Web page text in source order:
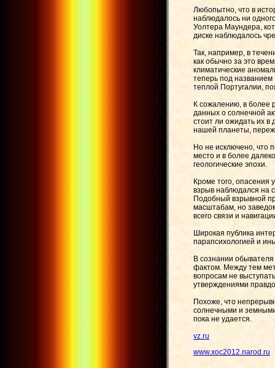
Любопытно, что в
наблюдалось ни
Уолтера Маундера,
диске наблюдалось
Так, например, в
как обычно за это
климатические
теперь под
теплой Португалии,
К сожалению, в более
данных о солнечной
стоит ли ожидать их
нашей планеты,
Но не исключено, что
место и в более
геологические эпохи.
Кроме того, опасения
взрыв наблюдался на
Подобный взрывной
масштабам, но
всего связи и
Широкая публика
парапсихологией и
В сознании
фактом. Между тем
вопросам не
утверждениями
Похоже, что
солнечными и
пока не удается.
vz.ru
www.xoc2012.narod.ru